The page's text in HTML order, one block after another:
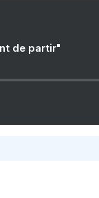
de partir"